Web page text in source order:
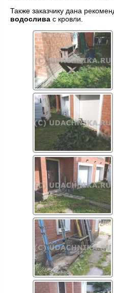
Также заказчику дана
водослива с кровли.